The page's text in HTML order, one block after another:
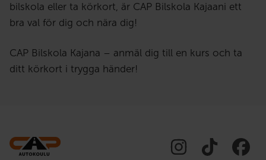
bilskola eller ta körkort, är CAP Bilskola Kajaani ett
bra val för dig och nära dig!
CAP Bilskola Kajana – anmäl dig till en kurs och ta
ditt körkort i trygga händer!